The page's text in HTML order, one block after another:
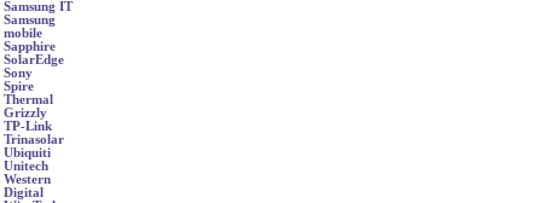
Samsung IT
Samsung
mobile
Sapphire
SolarEdge
Sony
Spire
Thermal
Grizzly
TP-Link
Trinasolar
Ubiquiti
Unitech
Western
Digital